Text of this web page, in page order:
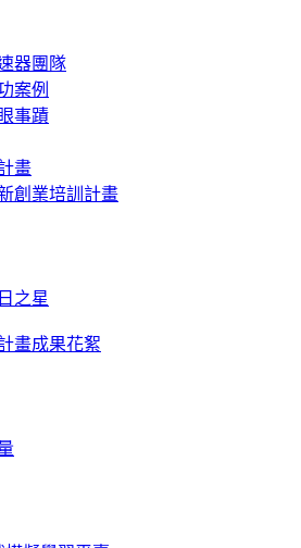
器團隊
案例
事蹟
畫
創業培訓計畫
之星
畫成果花絮